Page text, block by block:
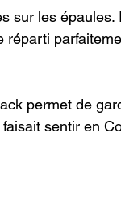
sur les
réparti
permet de
sentir en